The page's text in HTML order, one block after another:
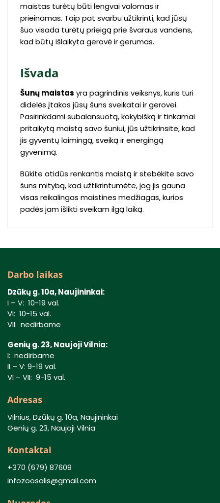
maistas turėtų būti lengvai valomas ir
prieinamas. Taip pat svarbu užtikrinti, kad jūsų
šuo visada turėtų prieigą prie švaraus vandens,
kad būtų išlaikyta gerovė ir gerumas.
Išvada
Šunų maistas yra pagrindinis veiksnys, kuris turi
didelės įtakos jūsų šuns sveikatai ir gerovei.
Pasirinkdami subalansuotą, kokybišką ir tinkamai
pritaikytą maistą savo šuniui, jūs užtikrinsite, kad
jis gyventų laimingą, sveiką ir energingą
gyvenimą.
Būkite atidūs renkantis maistą ir stebėkite savo
šuns mitybą, kad užtikrintumėte, jog jis gauna
visas reikalingas maistines medžiagas, kurios
padės jam išlikti sveikam ilgą laiką.
Darbo laikas
Dzūkų g. 10a, Naujininkai:
I – V: 10-19 val.
VI: 10-15 val.
VII: nedirbame
Genių g. 23, Naujoji Vilnia:
I: nedirbame
II – V: 9-19 val.
VI – VII: 9-15 val.
Adresas
Vilnius, Dzūkų g. 10a, Naujininkai
Genių g. 23, Naujoji Vilnia
Kontaktai
+370 (679) 87609
infozoosalis@gmail.com